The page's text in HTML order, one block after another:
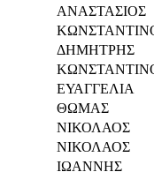
ΑΝΑΣΤΑΣΙΟΣ
ΔΗΜΗΤΡΗΣ
ΕΥΑΓΓΕΛΙΑ
ΘΩΜΑΣ
ΝΙΚΟΛΑΟΣ
ΝΙΚΟΛΑΟΣ
ΙΩΑΝΝΗΣ